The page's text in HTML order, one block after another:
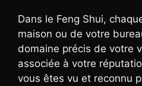
Dans le Feng Shui,
maison ou de votre
domaine précis de votre
associée à votre
vous êtes vu et reconnu